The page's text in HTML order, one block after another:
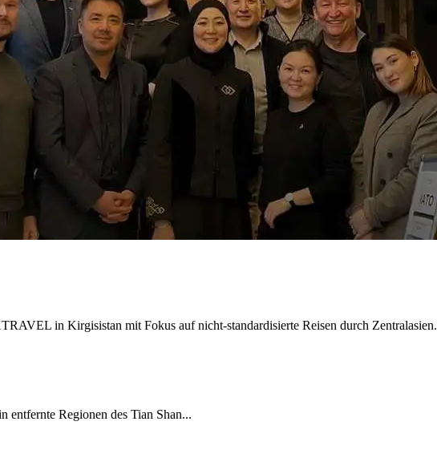
in Kirgisistan mit Fokus auf nicht-standardisierte Reisen durch Zentralasien.
entfernte Regionen des Tian Shan...